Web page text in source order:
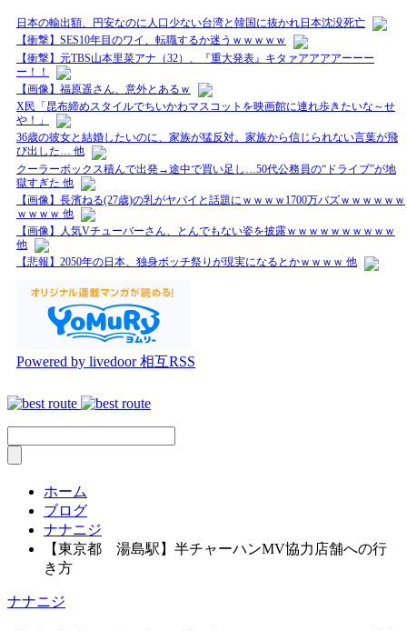
日本の輸出額、円安なのに人口少ない台湾と韓国に抜かれ日本沈没死亡
【衝撃】SES10年目のワイ、転職するか迷うｗｗｗｗｗ
【衝撃】元TBS山本里菜アナ（32）、『重大発表』キタァアアアアーーー
ー！！
【画像】福原遥さん、意外とあるｗ
X民「昆布締めスタイルでちいかわマスコットを映画館に連れ歩きたいな～せ
や！」
36歳の彼女と結婚したいのに、家族が猛反対。家族から信じられない言葉が飛
び出した… 他
クーラーボックス積んで出発→途中で買い足し…50代公務員の“ドライブ”が地
獄すぎた 他
【画像】長濱ねる(27歳)の乳がヤバイと話題にｗｗｗｗ1700万バズｗｗｗｗｗｗ
ｗｗｗｗ 他
【画像】人気Vチューバーさん、とんでもない姿を披露ｗｗｗｗｗｗｗｗｗｗ
他
【悲報】2050年の日本、独身ボッチ祭りが現実になるとかｗｗｗｗ 他
Powered by livedoor 相互RSS
ホーム
ブログ
ナナニジ
【東京都 湯島駅】半チャーハンMV協力店舗への行
き方
ナナニジ